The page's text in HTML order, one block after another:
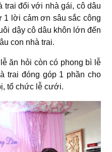
trai đối với nhà gái, cô dâu
lời cảm ơn sâu sắc công
dậy cô dâu khôn lớn đến
con nhà trai.
ăn hỏi còn có phong bì lễ
trai đóng góp 1 phần cho
tổ chức lễ cưới.